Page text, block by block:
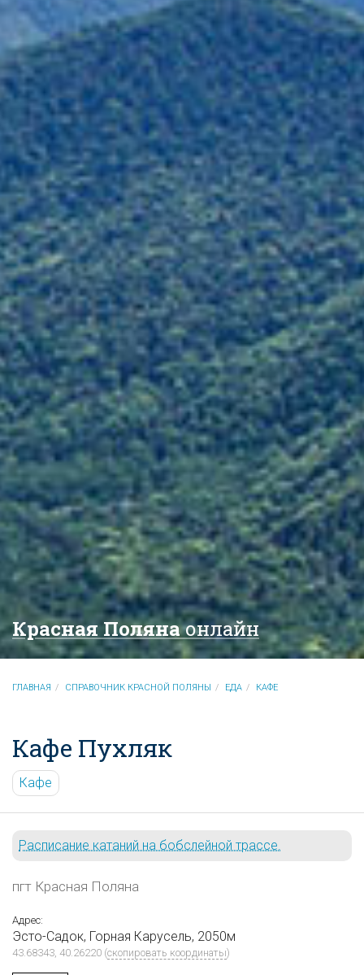
Красная Полянаонлайн
ГЛАВНАЯ СПРАВОЧНИК КРАСНОЙ ПОЛЯНЫ ЕДА КАФЕ
Кафе Пухляк
Кафе
Расписание катаний на бобслейной трассе.
пгт Красная Поляна
Адрес:
Эсто-Садок, Горная Карусель, 2050м
43.68343, 40.26220 (скопировать координаты)